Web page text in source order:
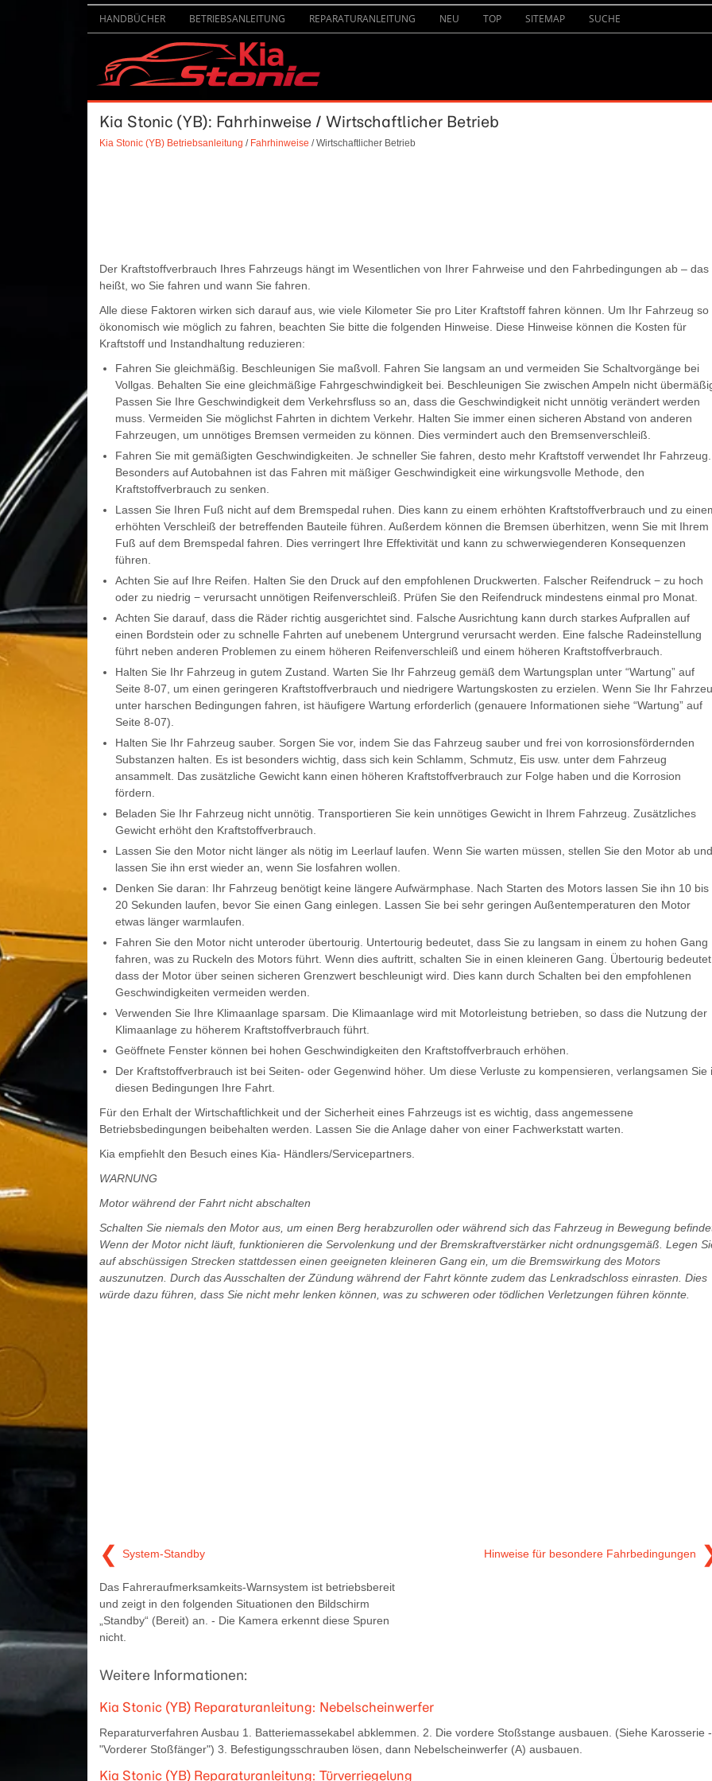
HANDBÜCHER BETRIEBSANLEITUNG REPARATURANLEITUNG NEU TOP SITEMAP SUCHE
Kia Stonic (YB): Fahrhinweise / Wirtschaftlicher Betrieb
Kia Stonic (YB) Betriebsanleitung / Fahrhinweise / Wirtschaftlicher Betrieb
Der Kraftstoffverbrauch Ihres Fahrzeugs hängt im Wesentlichen von Ihrer Fahrweise und den Fahrbedingungen ab – das
heißt, wo Sie fahren und wann Sie fahren.
Alle diese Faktoren wirken sich darauf aus, wie viele Kilometer Sie pro Liter Kraftstoff fahren können. Um Ihr Fahrzeug so
ökonomisch wie möglich zu fahren, beachten Sie bitte die folgenden Hinweise. Diese Hinweise können die Kosten für
Kraftstoff und Instandhaltung reduzieren:
Fahren Sie gleichmäßig. Beschleunigen Sie maßvoll. Fahren Sie langsam an und vermeiden Sie Schaltvorgänge bei
Vollgas. Behalten Sie eine gleichmäßige Fahrgeschwindigkeit bei. Beschleunigen Sie zwischen Ampeln nicht
Passen Sie Ihre Geschwindigkeit dem Verkehrsfluss so an, dass die Geschwindigkeit nicht unnötig verändert werden
muss. Vermeiden Sie möglichst Fahrten in dichtem Verkehr. Halten Sie immer einen sicheren Abstand von anderen
Fahrzeugen, um unnötiges Bremsen vermeiden zu können. Dies vermindert auch den Bremsenverschleiß.
Fahren Sie mit gemäßigten Geschwindigkeiten. Je schneller Sie fahren, desto mehr Kraftstoff verwendet Ihr Fahrzeug.
Besonders auf Autobahnen ist das Fahren mit mäßiger Geschwindigkeit eine wirkungsvolle Methode, den
Kraftstoffverbrauch zu senken.
Lassen Sie Ihren Fuß nicht auf dem Bremspedal ruhen. Dies kann zu einem erhöhten Kraftstoffverbrauch und zu
erhöhten Verschleiß der betreffenden Bauteile führen. Außerdem können die Bremsen überhitzen, wenn Sie mit Ihrem
Fuß auf dem Bremspedal fahren. Dies verringert Ihre Effektivität und kann zu schwerwiegenderen Konsequenzen
führen.
Achten Sie auf Ihre Reifen. Halten Sie den Druck auf den empfohlenen Druckwerten. Falscher Reifendruck − zu hoch
oder zu niedrig − verursacht unnötigen Reifenverschleiß. Prüfen Sie den Reifendruck mindestens einmal pro Monat.
Achten Sie darauf, dass die Räder richtig ausgerichtet sind. Falsche Ausrichtung kann durch starkes Aufprallen auf
einen Bordstein oder zu schnelle Fahrten auf unebenem Untergrund verursacht werden. Eine falsche Radeinstellung
führt neben anderen Problemen zu einem höheren Reifenverschleiß und einem höheren Kraftstoffverbrauch.
Halten Sie Ihr Fahrzeug in gutem Zustand. Warten Sie Ihr Fahrzeug gemäß dem Wartungsplan unter “Wartung” auf
Seite 8-07, um einen geringeren Kraftstoffverbrauch und niedrigere Wartungskosten zu erzielen. Wenn Sie Ihr
unter harschen Bedingungen fahren, ist häufigere Wartung erforderlich (genauere Informationen siehe “Wartung” auf
Seite 8-07).
Halten Sie Ihr Fahrzeug sauber. Sorgen Sie vor, indem Sie das Fahrzeug sauber und frei von korrosionsfördernden
Substanzen halten. Es ist besonders wichtig, dass sich kein Schlamm, Schmutz, Eis usw. unter dem Fahrzeug
ansammelt. Das zusätzliche Gewicht kann einen höheren Kraftstoffverbrauch zur Folge haben und die Korrosion
fördern.
Beladen Sie Ihr Fahrzeug nicht unnötig. Transportieren Sie kein unnötiges Gewicht in Ihrem Fahrzeug. Zusätzliches
Gewicht erhöht den Kraftstoffverbrauch.
Lassen Sie den Motor nicht länger als nötig im Leerlauf laufen. Wenn Sie warten müssen, stellen Sie den Motor ab und
lassen Sie ihn erst wieder an, wenn Sie losfahren wollen.
Denken Sie daran: Ihr Fahrzeug benötigt keine längere Aufwärmphase. Nach Starten des Motors lassen Sie ihn 10 bis
20 Sekunden laufen, bevor Sie einen Gang einlegen. Lassen Sie bei sehr geringen Außentemperaturen den Motor
etwas länger warmlaufen.
Fahren Sie den Motor nicht unteroder übertourig. Untertourig bedeutet, dass Sie zu langsam in einem zu hohen Gang
fahren, was zu Ruckeln des Motors führt. Wenn dies auftritt, schalten Sie in einen kleineren Gang. Übertourig
dass der Motor über seinen sicheren Grenzwert beschleunigt wird. Dies kann durch Schalten bei den empfohlenen
Geschwindigkeiten vermeiden werden.
Verwenden Sie Ihre Klimaanlage sparsam. Die Klimaanlage wird mit Motorleistung betrieben, so dass die Nutzung der
Klimaanlage zu höherem Kraftstoffverbrauch führt.
Geöffnete Fenster können bei hohen Geschwindigkeiten den Kraftstoffverbrauch erhöhen.
Der Kraftstoffverbrauch ist bei Seiten- oder Gegenwind höher. Um diese Verluste zu kompensieren, verlangsamen Sie
diesen Bedingungen Ihre Fahrt.
Für den Erhalt der Wirtschaftlichkeit und der Sicherheit eines Fahrzeugs ist es wichtig, dass angemessene
Betriebsbedingungen beibehalten werden. Lassen Sie die Anlage daher von einer Fachwerkstatt warten.
Kia empfiehlt den Besuch eines Kia- Händlers/Servicepartners.
WARNUNG
Motor während der Fahrt nicht abschalten
Schalten Sie niemals den Motor aus, um einen Berg herabzurollen oder während sich das Fahrzeug in Bewegung
Wenn der Motor nicht läuft, funktionieren die Servolenkung und der Bremskraftverstärker nicht ordnungsgemäß. Legen
auf abschüssigen Strecken stattdessen einen geeigneten kleineren Gang ein, um die Bremswirkung des Motors
auszunutzen. Durch das Ausschalten der Zündung während der Fahrt könnte zudem das Lenkradschloss einrasten. Dies
würde dazu führen, dass Sie nicht mehr lenken können, was zu schweren oder tödlichen Verletzungen führen könnte.
❮ System-Standby
Das Fahreraufmerksamkeits-Warnsystem ist betriebsbereit
und zeigt in den folgenden Situationen den Bildschirm
„Standby“ (Bereit) an. - Die Kamera erkennt diese Spuren
nicht.
Hinweise für besondere Fahrbedingungen
Weitere Informationen:
Kia Stonic (YB) Reparaturanleitung: Nebelscheinwerfer
Reparaturverfahren Ausbau 1. Batteriemassekabel abklemmen. 2. Die vordere Stoßstange ausbauen. (Siehe Karosserie -
"Vorderer Stoßfänger") 3. Befestigungsschrauben lösen, dann Nebelscheinwerfer (A) ausbauen.
Kia Stonic (YB) Reparaturanleitung: Türverriegelung